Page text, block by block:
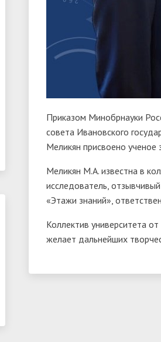
Приказом Минобрнауки
совета Ивановского
Меликян присвоено ученое
Меликян М.А. известна в
исследователь,
«Этажи знаний»,
Коллектив университета
желает дальнейших